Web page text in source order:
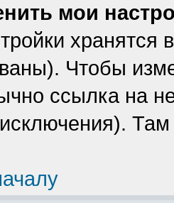
мои
хранятся
Чтобы
ссылка на